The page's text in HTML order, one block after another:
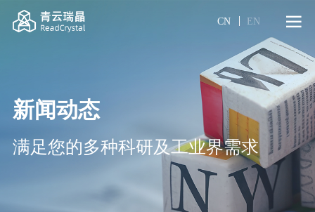
CN EN
新闻动态
满足您的多种科研及工业界需求